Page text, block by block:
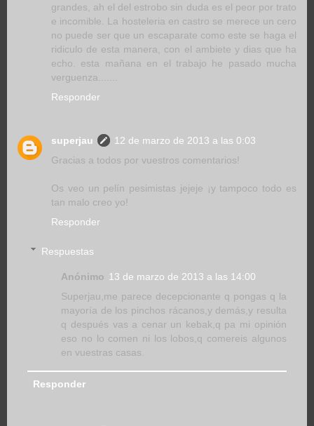
grandes, ah el del estrobo sin duda es el peor por trato
e incomible. La hosteleria en castro se merece un cero
no puede ser que un escaparate como este se haga el
ridiculo de esta manera, con el ambiete y dias que ha
echo. esta mañana en el trabajo he pasado mucha
verguenza.......
Responder
superjau
12 de marzo de 2013 a las 0:03
Gracias a todos por vuestros comentarios!
Os veo un pelín pesimistas jejeje ¡y tampoco todo es
tan malo creo yo!
Responder
Respuestas
Anónimo 13 de marzo de 2013 a las 14:00
Superjau,me parece decepcionante q pongas q la
mayoría de los pinchos rácanos,y demás,y resulta
q después vas a cenar un kebak,q pa mi opinión
eso no lo comen ni los lobos,q comereis algunos
en vuestras casas.
Responder